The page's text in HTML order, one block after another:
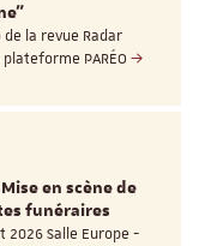
la revue Radar
PARÉO
en scène de
funéraires
2026 Salle Europe -